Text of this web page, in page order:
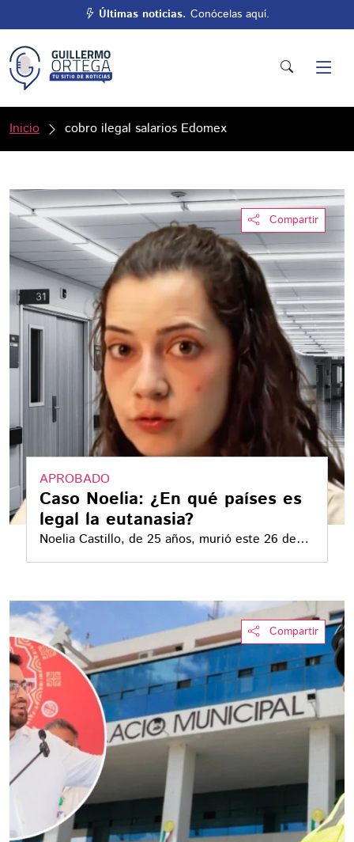
Últimas noticias. Conócelas aquí.
Inicio cobro ilegal salarios Edomex
Compartir
APROBADO
Caso Noelia: ¿En qué países es
legal la eutanasia?
Noelia Castillo, de 25 años, murió este 26 de
marzo en España tras recibir eutanasia
Compartir